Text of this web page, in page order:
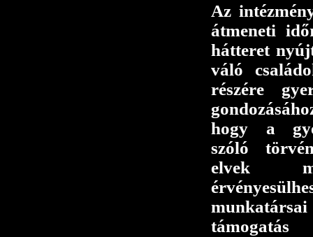
Az
átmeneti
hátteret
váló
részére
hogy a
szóló
elvek
támogatás